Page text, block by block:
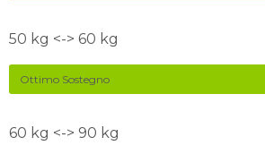
50 kg <-> 60 kg
Ottimo Sostegno
60 kg <-> 90 kg